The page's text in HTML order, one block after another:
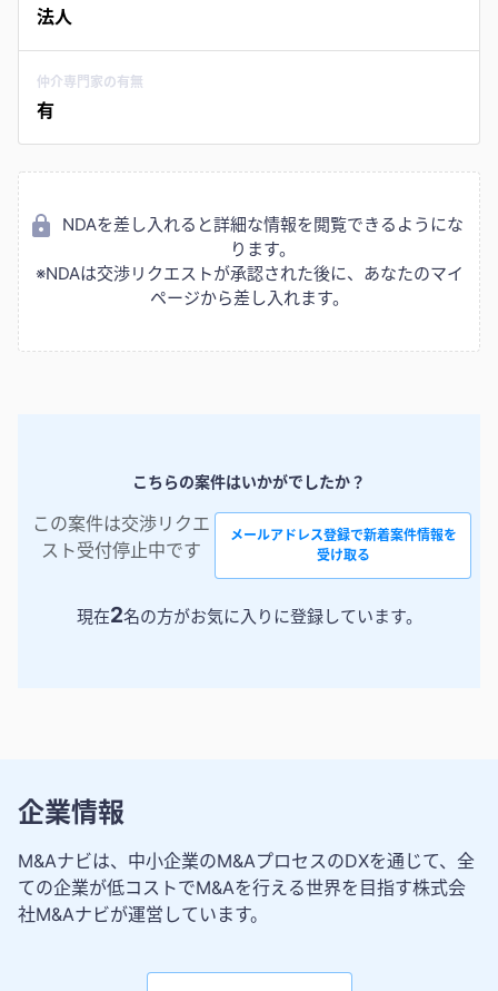
法人
仲介専門家の有無
有
NDAを差し入れると詳細な情報を閲覧できるようにな
ります。
※NDAは交渉リクエストが承認された後に、あなたのマイ
ページから差し入れます。
こちらの案件はいかがでしたか？
この案件は交渉リクエ
スト受付停止中です
メールアドレス登録で新着案件情報を
受け取る
現在2名の方がお気に入りに登録しています。
企業情報
M&Aナビは、中小企業のM&AプロセスのDXを通じて、全
ての企業が低コストでM&Aを行える世界を目指す株式会
社M&Aナビが運営しています。